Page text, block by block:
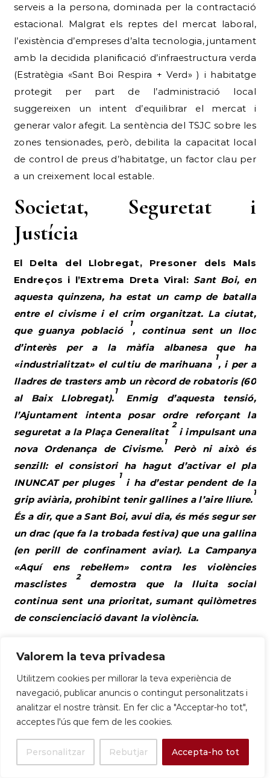
Valorem la teva privadesa
Utilitzem cookies per millorar la teva experiència de
navegació, publicar anuncis o contingut personalitzats i
analitzar el nostre trànsit. En fer clic a "Acceptar-ho tot",
acceptes l'ús que fem de les cookies.
Personalitzar Rebutjar Accepta-ho tot
serveis a la persona, dominada per la contractació
estacional. Malgrat els reptes del mercat laboral,
l’existència d’empreses d’alta tecnologia, juntament
amb la decidida planificació d’infraestructura verda
(Estratègia «Sant Boi Respira + Verd» ) i habitatge
protegit per part de l’administració local
suggereixen un intent d’equilibrar el mercat i
generar valor afegit. La sentència del TSJC sobre les
zones tensionades, però, debilita la capacitat local
de control de preus d’habitatge, un factor clau per
a un creixement local estable.
Societat, Seguretat i
Justícia
El Delta del Llobregat, Presoner dels Mals
Endreços i l’Extrema Dreta Viral: Sant Boi, en
aquesta quinzena, ha estat un camp de batalla
entre el civisme i el crim organitzat. La ciutat,
que guanya població
1
, continua sent un lloc
d’interès per a la màfia albanesa que ha
«industrialitzat» el cultiu de marihuana
1
, i per a
lladres de trasters amb un rècord de robatoris (60
al Baix Llobregat).
1
Enmig d’aquesta tensió,
l’Ajuntament intenta posar ordre reforçant la
seguretat a la Plaça Generalitat
2
i impulsant una
nova Ordenança de Civisme.
1
Però ni això és
senzill: el consistori ha hagut d’activar el pla
INUNCAT per pluges
1
i ha d’estar pendent de la
grip aviària, prohibint tenir gallines a l’aire lliure.
1
És a dir, que a Sant Boi, avui dia, és més segur ser
un drac (que fa la trobada festiva) que una gallina
(en perill de confinament aviar). La Campanya
«Aquí ens rebel·lem» contra les violències
masclistes
2
demostra que la lluita social
continua sent una prioritat, sumant quilòmetres
de conscienciació davant la violència.
local de la província de Barcelona
Sant Boi de Llobregat és el tercer municipi de la
comarca que més població guanya (921 habitants),
un indicador de la seva vitalitat demogràfica. |
diba.cat |